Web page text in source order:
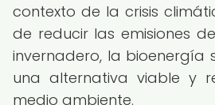
contexto de la crisis
de reducir las emisiones
invernadero, la bioenergía
una alternativa viable y
medio ambiente.